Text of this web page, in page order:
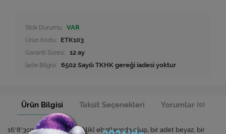
Stok Durumu: VAR
Ürün Kodu: ETK103
Garanti Süresi: 12 ay
İade Bilgisi:
Ürün Bilgisi Taksit Seçenekleri Yorumlar (0)
16*8*3cm [Boy*En*Yükseklik] ebatlarında olup, bir adet beyaz, bir